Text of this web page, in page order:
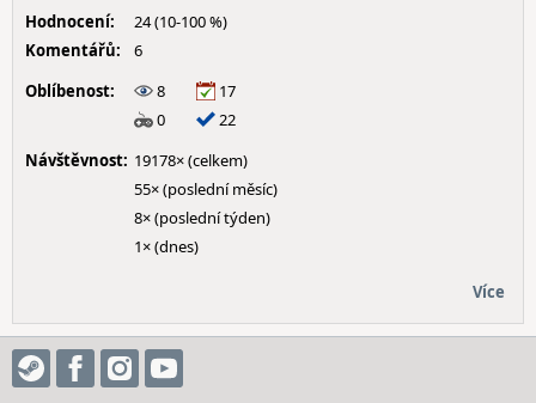
Hodnocení:
24 (10-100 %)
Komentářů:
6
Oblíbenost:
8
17
0
22
Návštěvnost: 19178× (celkem)
55× (poslední měsíc)
8× (poslední týden)
1× (dnes)
Více